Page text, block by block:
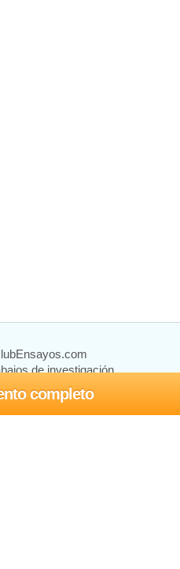
completo
de investigación